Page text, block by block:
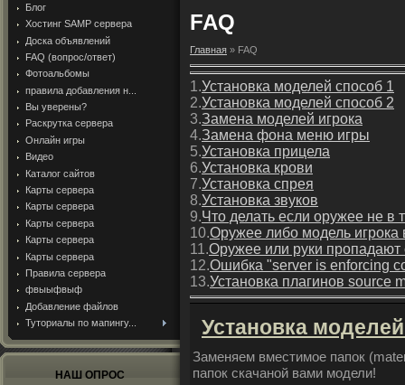
Блог
Хостинг SAMP сервера
Доска объявлений
FAQ (вопрос/ответ)
Фотоальбомы
правила добавления н...
Вы уверены?
Раскрутка сервера
Онлайн игры
Видео
Каталог сайтов
Карты сервера
Карты сервера
Карты сервера
Карты сервера
Карты сервера
Правила сервера
фвыыфвыф
Добавление файлов
Туториалы по мапингу...
НАШ ОПРОС
FAQ
Главная » FAQ
1.Установка моделей способ 1
2.Установка моделей способ 2
3.Замена моделей игрока
4.Замена фона меню игры
5.Установка прицела
6.Установка крови
7.Установка спрея
8.Установка звуков
9.Что делать если оружее не в
10.Оружее либо модель игрока
11.Оружее или руки
12.Ошибка "server is enforcing
13.Установка плагинов source
Установка
Заменяем вместимое папок
папок скачаной вами модели!